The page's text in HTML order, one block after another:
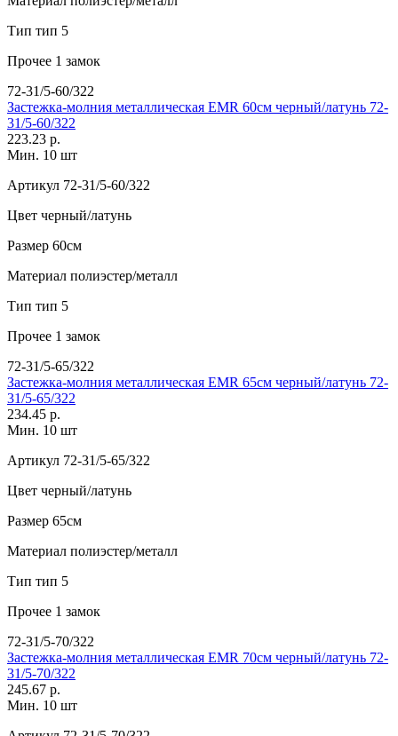
Тип тип 5
Прочее 1 замок
72-31/5-60/322
Застежка-молния металлическая EMR 60см черный/латунь 72-
31/5-60/322
223.23 р.
Мин. 10 шт
Артикул 72-31/5-60/322
Цвет черный/латунь
Размер 60см
Материал полиэстер/металл
Тип тип 5
Прочее 1 замок
72-31/5-65/322
Застежка-молния металлическая EMR 65см черный/латунь 72-
31/5-65/322
234.45 р.
Мин. 10 шт
Артикул 72-31/5-65/322
Цвет черный/латунь
Размер 65см
Материал полиэстер/металл
Тип тип 5
Прочее 1 замок
72-31/5-70/322
Застежка-молния металлическая EMR 70см черный/латунь 72-
31/5-70/322
245.67 р.
Мин. 10 шт